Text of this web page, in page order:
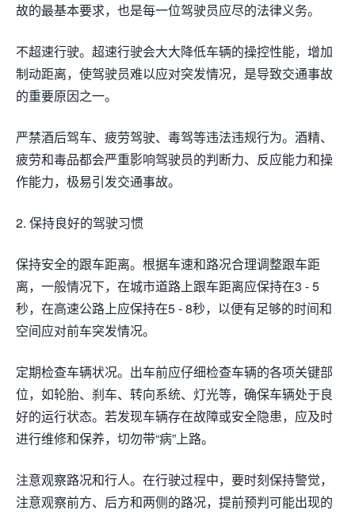
故的最基本要求，也是每一位驾驶员应尽的法律义务。
不超速行驶。超速行驶会大大降低车辆的操控性能，增加
制动距离，使驾驶员难以应对突发情况，是导致交通事故
的重要原因之一。
严禁酒后驾车、疲劳驾驶、毒驾等违法违规行为。酒精、
疲劳和毒品都会严重影响驾驶员的判断力、反应能力和操
作能力，极易引发交通事故。
2. 保持良好的驾驶习惯
保持安全的跟车距离。根据车速和路况合理调整跟车距
离，一般情况下，在城市道路上跟车距离应保持在3 - 5
秒，在高速公路上应保持在5 - 8秒，以便有足够的时间和
空间应对前车突发情况。
定期检查车辆状况。出车前应仔细检查车辆的各项关键部
位，如轮胎、刹车、转向系统、灯光等，确保车辆处于良
好的运行状态。若发现车辆存在故障或安全隐患，应及时
进行维修和保养，切勿带“病”上路。
注意观察路况和行人。在行驶过程中，要时刻保持警觉，
注意观察前方、后方和两侧的路况，提前预判可能出现的